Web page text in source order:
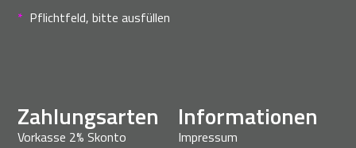
Informationen
Impressum
Zahlungsarten
Vorkasse 2% Skonto
* Pflichtfeld, bitte ausfüllen